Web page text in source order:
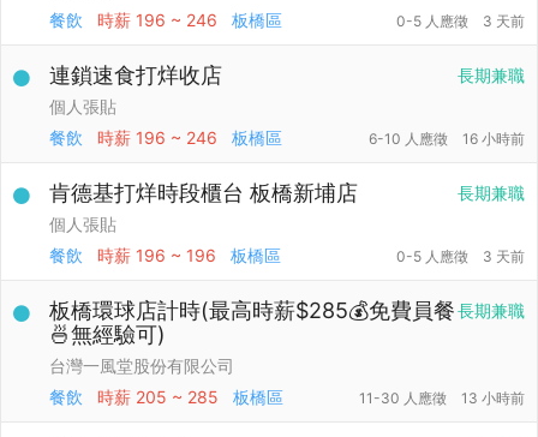
餐飲
時薪 196 ~ 246 板橋區 0-5 人應徵 3 天前
長期兼職
連鎖速食打烊收店
個人張貼
餐飲
時薪 196 ~ 246 板橋區 6-10 人應徵 16 小時前
長期兼職
肯德基打烊時段櫃台 板橋新埔店
個人張貼
餐飲
時薪 196 ~ 196 板橋區 0-5 人應徵 3 天前
長期兼職
板橋環球店計時(最高時薪$285💰免費員餐
🍜無經驗可)
台灣一風堂股份有限公司
餐飲
時薪 205 ~ 285 板橋區 11-30 人應徵 13 小時前